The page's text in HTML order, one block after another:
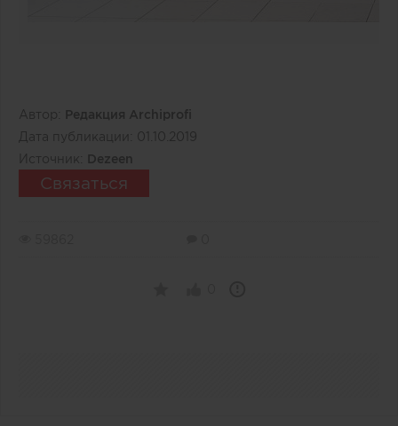
Автор:
Редакция Archiprofi
Дата публикации: 01.10.2019
Источник:
Dezeen
Связаться